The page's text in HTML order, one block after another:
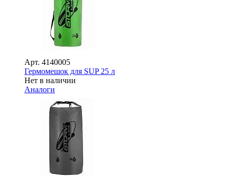
Арт. 4140005
Гермомешок для SUP 25 л
Нет в наличии
Аналоги